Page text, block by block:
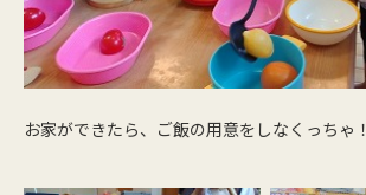
お家ができたら、ご飯の用意をしなくっちゃ！